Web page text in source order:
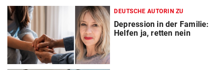
DEUTSCHE AUTORIN ZU
Depression in der Familie:
Helfen ja, retten nein